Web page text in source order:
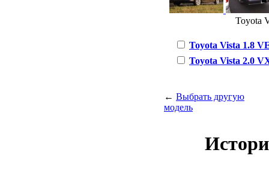
Toyota
Toyota Vista 1.8
Toyota Vista 2.0
← Выбрать другую
модель